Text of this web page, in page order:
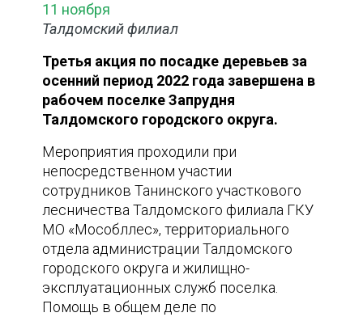
11 ноября
Талдомский филиал
Третья акция по посадке деревьев за
осенний период 2022 года завершена в
рабочем поселке Запрудня
Талдомского городского округа.
Мероприятия проходили при
непосредственном участии
сотрудников Танинского участкового
лесничества Талдомского филиала ГКУ
МО «Мособллес», территориального
отдела администрации Талдомского
городского округа и жилищно-
эксплуатационных служб поселка.
Помощь в общем деле по